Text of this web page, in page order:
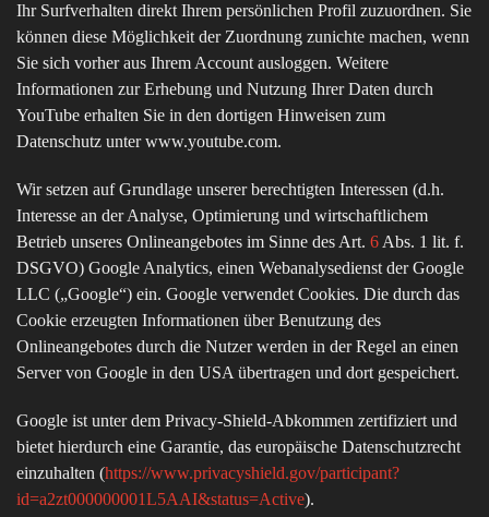
Ihr Surfverhalten direkt Ihrem persönlichen Profil zuzuordnen. Sie
können diese Möglichkeit der Zuordnung zunichte machen, wenn
Sie sich vorher aus Ihrem Account ausloggen. Weitere
Informationen zur Erhebung und Nutzung Ihrer Daten durch
YouTube erhalten Sie in den dortigen Hinweisen zum
Datenschutz unter www.youtube.com.
Wir setzen auf Grundlage unserer berechtigten Interessen (d.h.
Interesse an der Analyse, Optimierung und wirtschaftlichem
Betrieb unseres Onlineangebotes im Sinne des Art. 6 Abs. 1 lit. f.
DSGVO) Google Analytics, einen Webanalysedienst der Google
LLC („Google“) ein. Google verwendet Cookies. Die durch das
Cookie erzeugten Informationen über Benutzung des
Onlineangebotes durch die Nutzer werden in der Regel an einen
Server von Google in den USA übertragen und dort gespeichert.
Google ist unter dem Privacy-Shield-Abkommen zertifiziert und
bietet hierdurch eine Garantie, das europäische Datenschutzrecht
einzuhalten (https://www.privacyshield.gov/participant?
id=a2zt000000001L5AAI&status=Active).